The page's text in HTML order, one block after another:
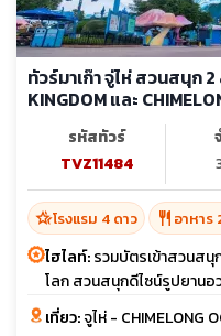
ทัวร์มาเก๊า จู่ไห่ สวนสนุก 2
KINGDOM และ
สนุก 2 คืน) (ไม่ลงร้าน)
รหัสทัวร์
TVZ11484
hotel_classโรงแรม 4 ดาว restaurant อาหาร
ไฮไลท์:รวมบัตรเข้าสวนส
โลก สวนสนุกดีไซน์รูปยานอ
เที่ยว:จูไห่ - CHIMELONG